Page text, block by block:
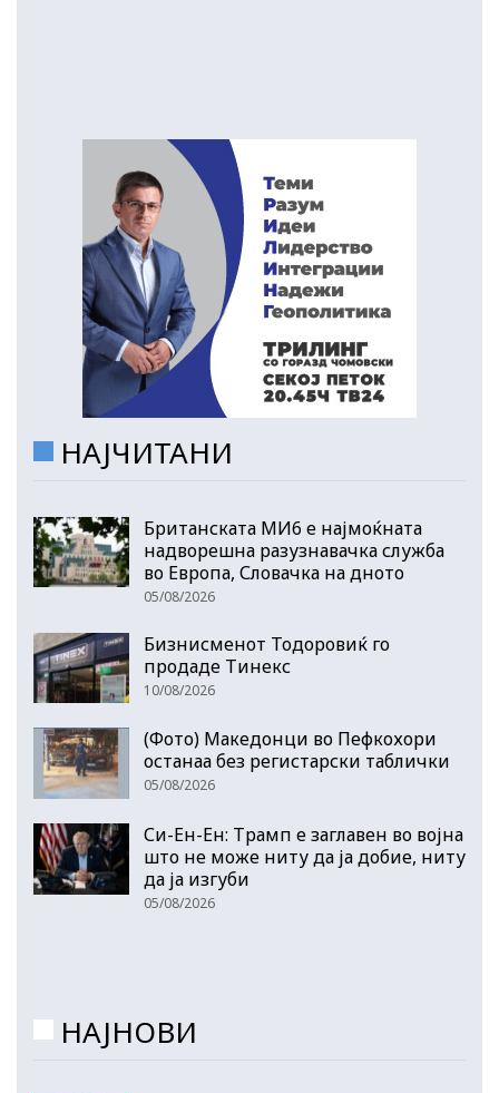
НАЈЧИТАНИ
Британската МИ6 е најмоќната
надворешна разузнавачка служба
во Европа, Словачка на дното
05/08/2026
Бизнисменот Тодоровиќ го
продаде Тинекс
10/08/2026
(Фото) Македонци во Пефкохори
останаа без регистарски таблички
05/08/2026
Си-Ен-Ен: Трамп е заглавен во војна
што не може ниту да ја добие, ниту
да ја изгуби
05/08/2026
НАЈНОВИ